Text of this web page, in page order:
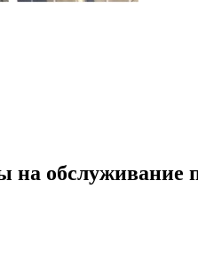
на обслуживание